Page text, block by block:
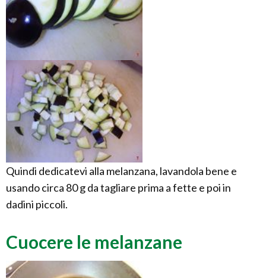
Quindi dedicatevi alla melanzana, lavandola bene e
usando circa 80 g da tagliare prima a fette e poi in
dadini piccoli.
Cuocere le melanzane